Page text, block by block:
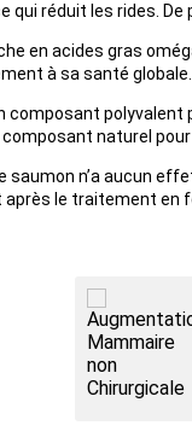
qui réduit les rides.
en acides gras
à sa santé
composant
composant naturel
saumon n’a aucun
le traitement en